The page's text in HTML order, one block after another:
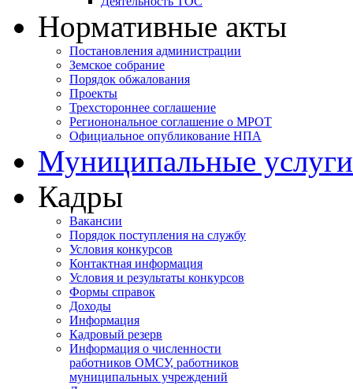
Нормативные акты
Постановления администрации
Земское собрание
Порядок обжалования
Проекты
Трехстороннее соглашение
Регионональное соглашение о МРОТ
Официальное опубликование НПА
Муниципальные услуги
Кадры
Вакансии
Порядок поступления на службу
Условия конкурсов
Контактная информация
Условия и результаты конкурсов
Формы справок
Доходы
Информация
Кадровый резерв
Информация о численности
работников ОМСУ, работников
муниципальных учреждений